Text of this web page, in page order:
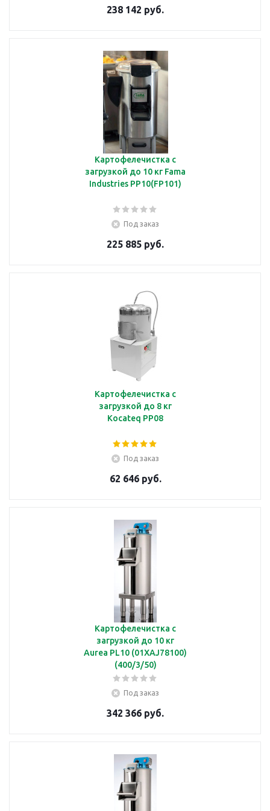
238 142 руб.
Картофелечистка с
загрузкой до 10 кг Fama
Industries PP10(FP101)
Под заказ
225 885 руб.
Картофелечистка с
загрузкой до 8 кг
Kocateq PP08
Под заказ
62 646 руб.
Картофелечистка с
загрузкой до 10 кг
Aurea PL10 (01XAJ78100)
(400/3/50)
Под заказ
342 366 руб.